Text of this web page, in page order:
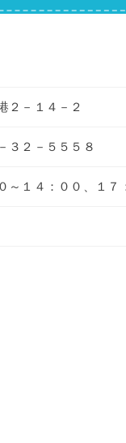
２－１４－２
３２－５５５８
～１４：００、１７